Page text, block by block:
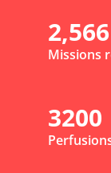
2,566
Missions
3200